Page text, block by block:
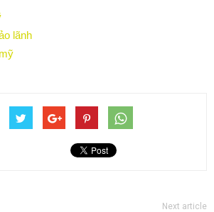
lãnh
Next article